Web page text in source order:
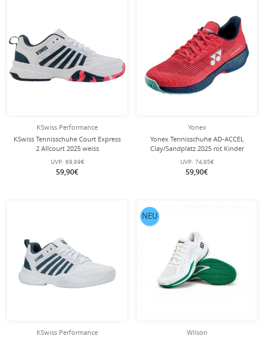
KSwiss Performance
KSwiss Tennisschuhe Court Express
2 Allcourt 2025 weiss
Kinder/Junioren
UVP: 69,99€
59,90€
Yonex
Yonex Tennisschuhe AD-ACCEL
Clay/Sandplatz 2025 rot Kinder
UVP: 74,95€
59,90€
KSwiss Performance
Wilson
NEU